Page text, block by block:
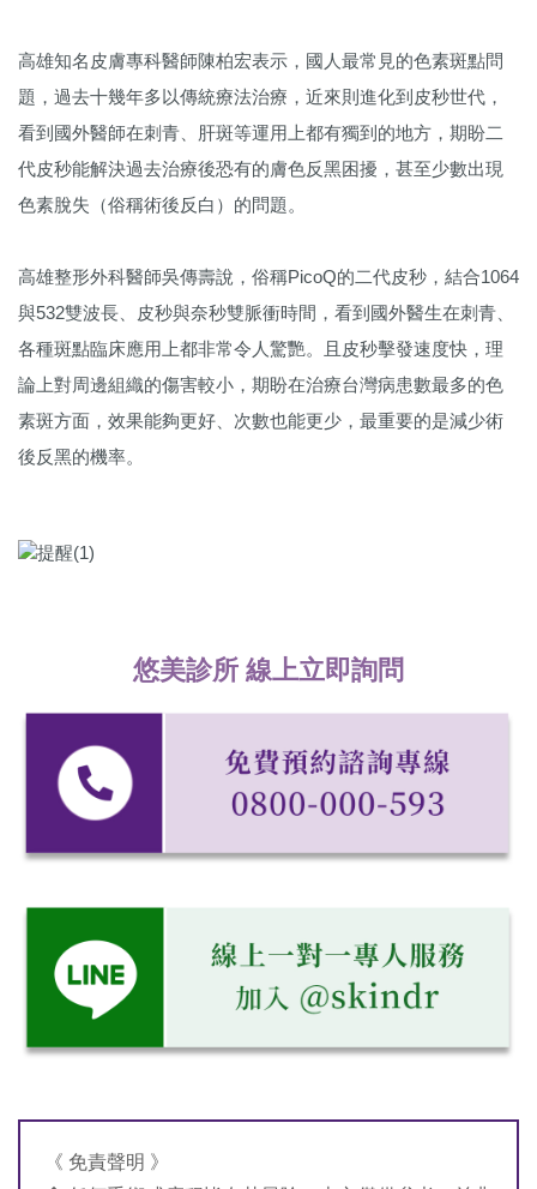
高雄知名皮膚專科醫師陳柏宏表示，國人最常見的色素斑點問
題，過去十幾年多以傳統療法治療，近來則進化到皮秒世代，
看到國外醫師在刺青、肝斑等運用上都有獨到的地方，期盼二
代皮秒能解決過去治療後恐有的膚色反黑困擾，甚至少數出現
色素脫失（俗稱術後反白）的問題。
高雄整形外科醫師吳傳壽說，俗稱PicoQ的二代皮秒，結合1064
與532雙波長、皮秒與奈秒雙脈衝時間，看到國外醫生在刺青、
各種斑點臨床應用上都非常令人驚艷。且皮秒擊發速度快，理
論上對周邊組織的傷害較小，期盼在治療台灣病患數最多的色
素斑方面，效果能夠更好、次數也能更少，最重要的是減少術
後反黑的機率。
悠美診所 線上立即詢問
《 免責聲明 》